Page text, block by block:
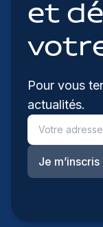
et
Pour vous
actualités.
Je m’inscris